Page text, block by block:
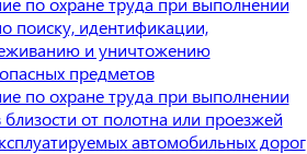
поиску, идентификации,
и уничтожению
предметов
по охране труда при выполнении
близости от полотна или проезжей
автомобильных дорог